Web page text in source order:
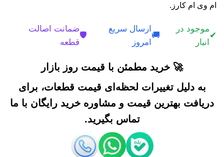
ام وی ام کارز.
✔
موجود در
انبار
🚚
ارسال سریع
امروز
🛡️
ضمانت اصالت
قطعه
🚀 خرید مطمئن با قیمت روز بازار
به دلیل تغییرات لحظه‌ای قیمت قطعات، برای
دریافت بهترین قیمت و مشاوره خرید رایگان با ما
تماس بگیرید.